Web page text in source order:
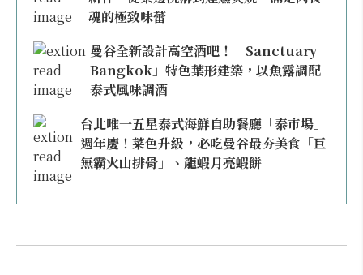
魂的極致味蕾
曼谷全新設計高空酒吧！「Sanctuary
Bangkok」特色葉形建築，以魚露調配
泰式風味調酒
台北唯一五星泰式海鮮自助餐廳「泰市場」
週年慶！菜色升級，必吃曼谷最夯美食「巨
無霸火山排骨」、龍蝦月亮蝦餅